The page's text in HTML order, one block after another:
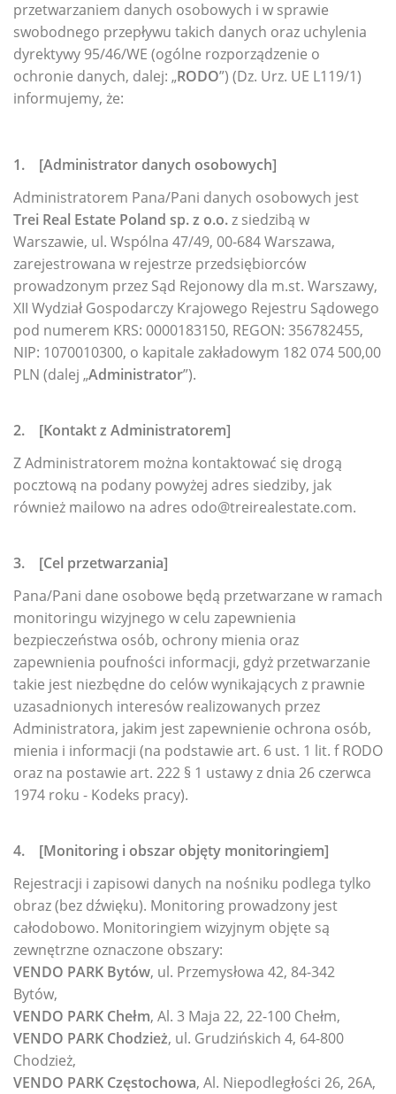
przetwarzaniem danych osobowych i w sprawie
swobodnego przepływu takich danych oraz uchylenia
dyrektywy 95/46/WE (ogólne rozporządzenie o
ochronie danych, dalej: „RODO”) (Dz. Urz. UE L119/1)
informujemy, że:
1. [Administrator danych osobowych]
Administratorem Pana/Pani danych osobowych jest
Trei Real Estate Poland sp. z o.o.z siedzibą w
Warszawie, ul. Wspólna 47/49, 00-684 Warszawa,
zarejestrowana w rejestrze przedsiębiorców
prowadzonym przez Sąd Rejonowy dla m.st. Warszawy,
XII Wydział Gospodarczy Krajowego Rejestru Sądowego
pod numerem KRS: 0000183150, REGON: 356782455,
NIP: 1070010300, o kapitale zakładowym 182 074 500,00
PLN (dalej „Administrator”).
2. [Kontakt z Administratorem]
Z Administratorem można kontaktować się drogą
pocztową na podany powyżej adres siedziby, jak
również mailowo na adres odo@treirealestate.com.
3. [Cel przetwarzania]
Pana/Pani dane osobowe będą przetwarzane w ramach
monitoringu wizyjnego w celu zapewnienia
bezpieczeństwa osób, ochrony mienia oraz
zapewnienia poufności informacji, gdyż przetwarzanie
takie jest niezbędne do celów wynikających z prawnie
uzasadnionych interesów realizowanych przez
Administratora, jakim jest zapewnienie ochrona osób,
mienia i informacji (na podstawie art. 6 ust. 1 lit. f RODO
oraz na postawie art. 222 § 1 ustawy z dnia 26 czerwca
1974 roku - Kodeks pracy).
4. [Monitoring i obszar objęty monitoringiem]
Rejestracji i zapisowi danych na nośniku podlega tylko
obraz (bez dźwięku). Monitoring prowadzony jest
całodobowo. Monitoringiem wizyjnym objęte są
zewnętrzne oznaczone obszary:
VENDO PARK Bytów, ul. Przemysłowa 42, 84-342
Bytów,
VENDO PARK Chełm, Al. 3 Maja 22, 22-100 Chełm,
VENDO PARK Chodzież, ul. Grudzińskich 4, 64-800
Chodzież,
VENDO PARK Częstochowa, Al. Niepodległości 26, 26A,